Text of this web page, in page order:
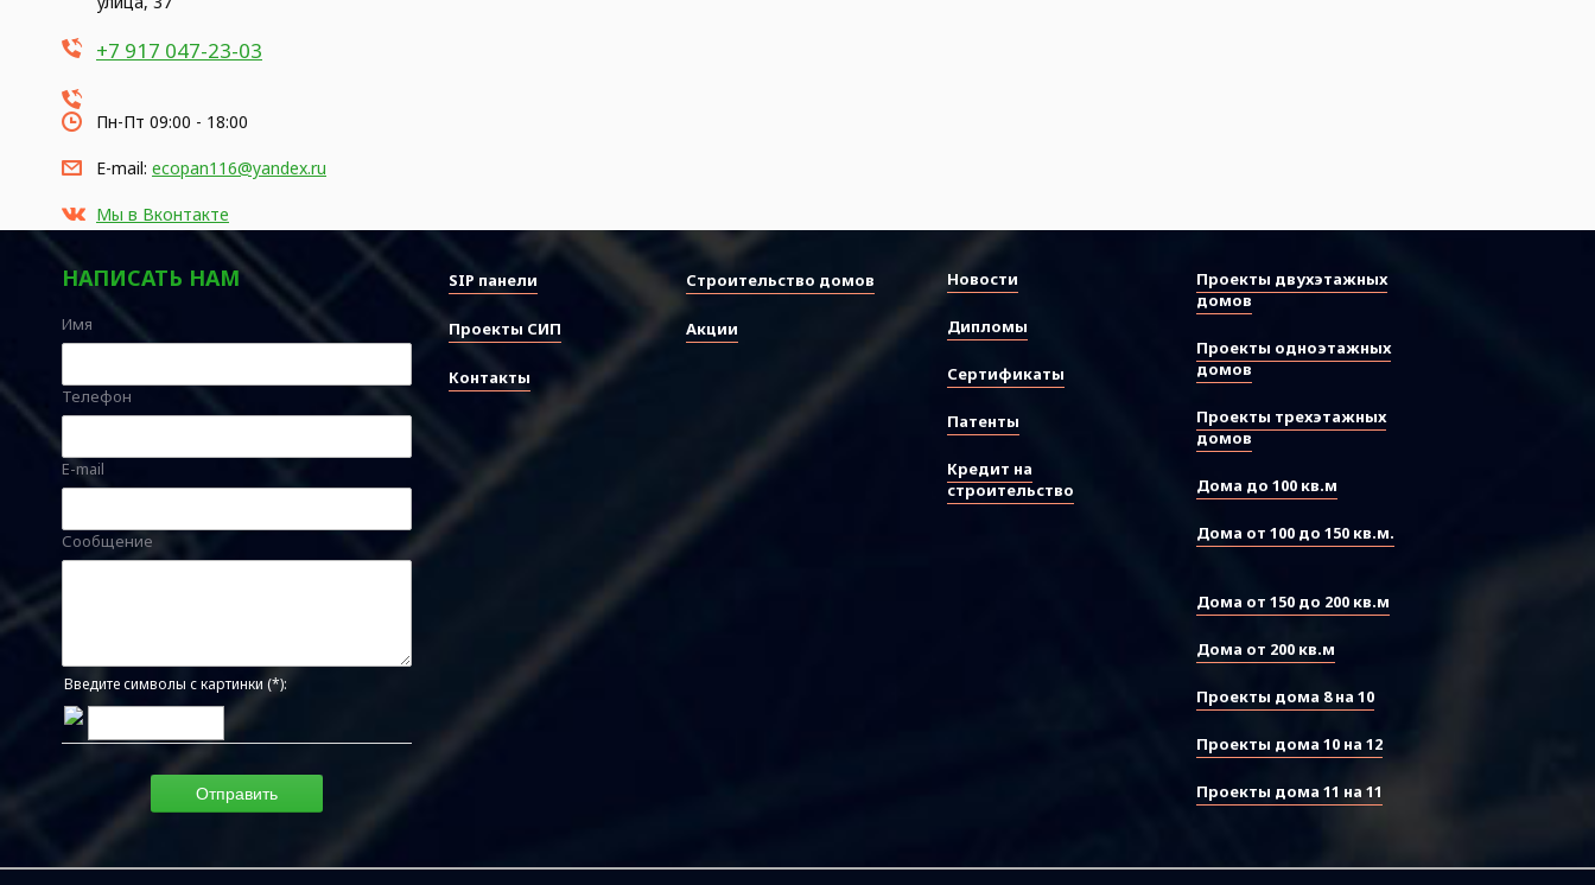
+7 917 047-23-03
Пн-Пт 09:00 - 18:00
E-mail: ecopan116@yandex.ru
Мы в Вконтакте
НАПИСАТЬ НАМ
Имя
Телефон
E-mail
Сообщение
Введите символы с картинки (*):
SIP панели Строительство домов
Проекты СИП Акции
Контакты
Новости
Дипломы
Сертификаты
Патенты
Кредит на
строительство
Проекты двухэтажных
домов
Проекты одноэтажных
домов
Проекты трехэтажных
домов
Дома до 100 кв.м
Дома от 100 до 150 кв.м.
Дома от 150 до 200 кв.м
Дома от 200 кв.м
Проекты дома 8 на 10
Проекты дома 10 на 12
Проекты дома 11 на 11